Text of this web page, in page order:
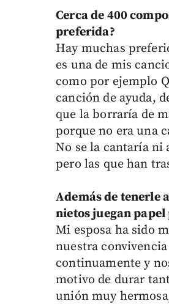
Cerca de 400
preferida?
Hay muchas
es una de mis
como por ejemplo
canción de ayuda,
que la borraría de
porque no era una
No se la cantaría ni
pero las que han
Además de tenerle
nietos juegan
Mi esposa ha sido
nuestra
continuamente y
motivo de durar
unión muy